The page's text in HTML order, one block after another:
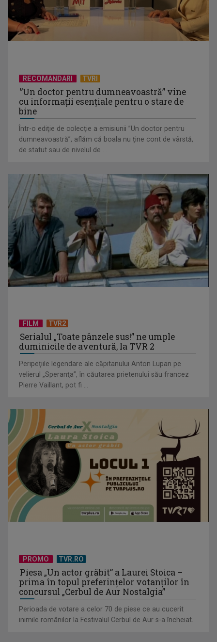
EVENIMENT ESTIVAL - Taberele ARC – Acolo unde începe
ACASĂ
TVR lansează un apel pentru proiecte de emisiuni
la TVR 1
RECOMANDARI TVRI
”Un doctor pentru dumneavoastră” vine
cu informații esențiale pentru o stare de
bine
Într-o ediţie de colecție a emisiunii ”Un doctor pentru
dumneavoastră”, aflăm că boala nu ține cont de vârstă,
de statut sau de nivelul de ...
FILM TVR2
Serialul „Toate pânzele sus!” ne umple
duminicile de aventură, la TVR 2
Peripeţiile legendare ale căpitanului Anton Lupan pe
velierul „Speranţa”, în căutarea prietenului său francez
Pierre Vaillant, pot fi ...
PROMO TVR.RO
Piesa „Un actor grăbit” a Laurei Stoica –
prima în topul preferinţelor votanţilor în
concursul „Cerbul de Aur Nostalgia”
Perioada de votare a celor 70 de piese ce au cucerit
inimile românilor la Festivalul Cerbul de Aur s-a încheiat.